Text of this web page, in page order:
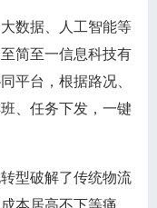
数据、人工智能等
简至一信息科技有
平台，根据路况、
、任务下发，一键
型破解了传统物流
本居高不下等痛